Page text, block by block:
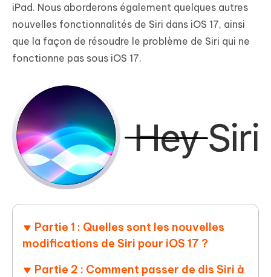
iPad. Nous aborderons également quelques autres
nouvelles fonctionnalités de Siri dans iOS 17, ainsi
que la façon de résoudre le problème de Siri qui ne
fonctionne pas sous iOS 17.
Partie 1 : Quelles sont les nouvelles
modifications de Siri pour iOS 17 ?
Partie 2 : Comment passer de dis Siri à